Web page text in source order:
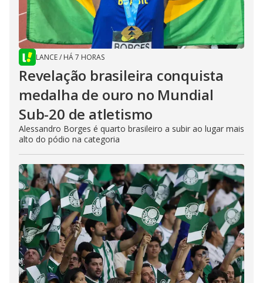
LANCE/ HÁ 7 HORAS
Revelação brasileira conquista
medalha de ouro no Mundial
Sub-20 de atletismo
Alessandro Borges é quarto brasileiro a subir ao lugar mais
alto do pódio na categoria